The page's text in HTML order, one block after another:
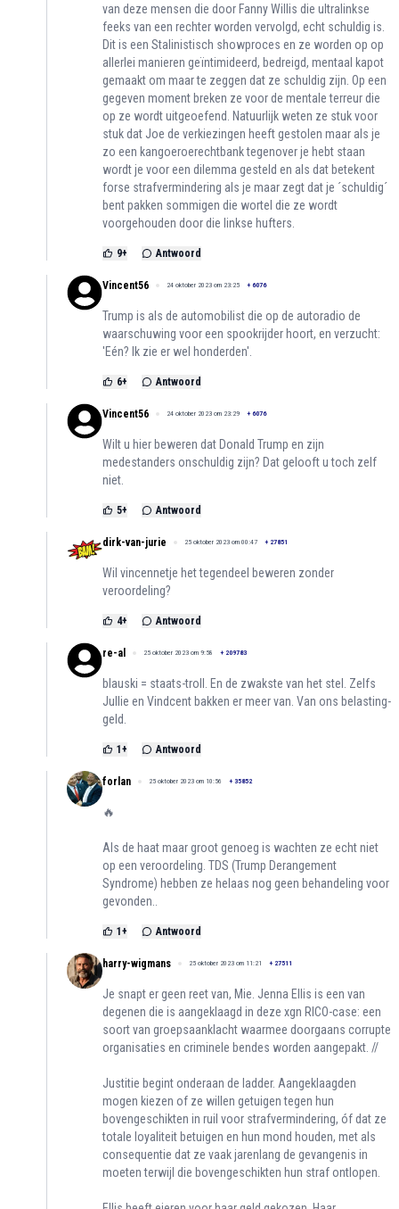
van deze mensen die door Fanny Willis die ultralinkse
feeks van een rechter worden vervolgd, echt schuldig is.
Dit is een Stalinistisch showproces en ze worden op op
allerlei manieren geïntimideerd, bedreigd, mentaal kapot
gemaakt om maar te zeggen dat ze schuldig zijn. Op een
gegeven moment breken ze voor de mentale terreur die
op ze wordt uitgeoefend. Natuurlijk weten ze stuk voor
stuk dat Joe de verkiezingen heeft gestolen maar als je
zo een kangoeroerechtbank tegenover je hebt staan
wordt je voor een dilemma gesteld en als dat betekent
forse strafvermindering als je maar zegt dat je ´schuldig´
bent pakken sommigen die wortel die ze wordt
voorgehouden door die linkse hufters.
9+ Antwoord
Vincent56 24 oktober 2023 om 23:25 + 6076
Trump is als de automobilist die op de autoradio de
waarschuwing voor een spookrijder hoort, en verzucht:
'Eén? Ik zie er wel honderden'.
6+ Antwoord
Vincent56 24 oktober 2023 om 23:29 + 6076
Wilt u hier beweren dat Donald Trump en zijn
medestanders onschuldig zijn? Dat gelooft u toch zelf
niet.
5+ Antwoord
dirk-van-jurie 25 oktober 2023 om 00:47 + 27851
Wil vincennetje het tegendeel beweren zonder
veroordeling?
4+ Antwoord
re-al 25 oktober 2023 om 9:58 + 209783
blauski = staats-troll. En de zwakste van het stel. Zelfs
Jullie en Vindcent bakken er meer van. Van ons belasting-
geld.
1 + Antwoord
forlan 25 oktober 2023 om 10:56 + 35852
🔥
Als de haat maar groot genoeg is wachten ze echt niet
op een veroordeling. TDS (Trump Derangement
Syndrome) hebben ze helaas nog geen behandeling voor
gevonden..
1 + Antwoord
harry-wigmans 25 oktober 2023 om 11:21 + 27511
Je snapt er geen reet van, Mie. Jenna Ellis is een van
degenen die is aangeklaagd in deze xgn RICO-case: een
soort van groepsaanklacht waarmee doorgaans corrupte
organisaties en criminele bendes worden aangepakt. //
Justitie begint onderaan de ladder. Aangeklaagden
mogen kiezen of ze willen getuigen tegen hun
bovengeschikten in ruil voor strafvermindering, óf dat ze
totale loyaliteit betuigen en hun mond houden, met als
consequentie dat ze vaak jarenlang de gevangenis in
moeten terwijl die bovengeschikten hun straf ontlopen.